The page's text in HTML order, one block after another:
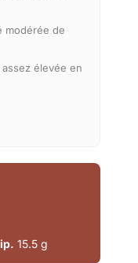
modérée de
élevée en
15.5 g